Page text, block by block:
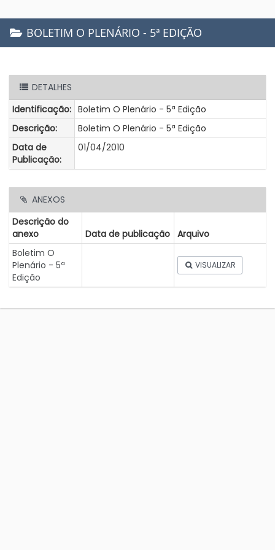
BOLETIM O PLENÁRIO - 5ª EDIÇÃO
DETALHES
Identificação: Boletim O Plenário - 5ª Edição
Descrição:
Boletim O Plenário - 5ª Edição
Data de
Publicação:
01/04/2010
ANEXOS
Descrição do
anexo
Data de publicação Arquivo
Boletim O
Plenário - 5ª
Edição
VISUALIZAR